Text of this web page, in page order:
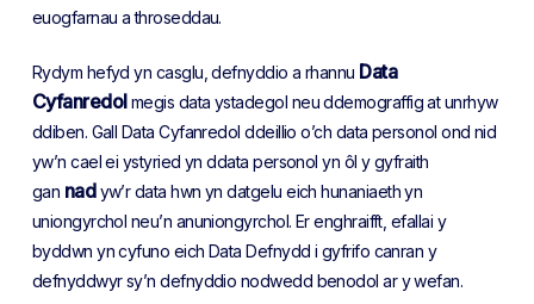
euogfarnau a throseddau.
Rydym hefyd yn casglu, defnyddio a rhannu Data
Cyfanredol megis data ystadegol neu ddemograffig at unrhyw
ddiben. Gall Data Cyfanredol ddeillio o’ch data personol ond nid
yw’n cael ei ystyried yn ddata personol yn ôl y gyfraith
gan nad yw’r data hwn yn datgelu eich hunaniaeth yn
uniongyrchol neu’n anuniongyrchol. Er enghraifft, efallai y
byddwn yn cyfuno eich Data Defnydd i gyfrifo canran y
defnyddwyr sy’n defnyddio nodwedd benodol ar y wefan.